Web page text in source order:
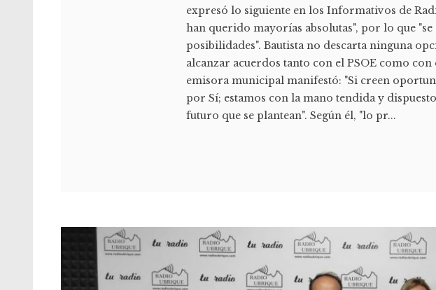
expresó lo siguiente en los Informativos de
han querido mayorías absolutas", por lo que "se
posibilidades". Bautista no descarta ninguna
alcanzar acuerdos tanto con el PSOE como
emisora municipal manifestó: "Si creen
por Sí; estamos con la mano tendida y
futuro que se plantean". Según él, "lo pr...